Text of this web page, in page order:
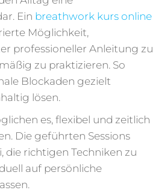
Ein breathwork kurs online
Möglichkeit,
professioneller Anleitung zu
zu praktizieren. So
Blockaden gezielt
lösen.
es, flexibel und zeitlich
Die geführten Sessions
die richtigen Techniken zu
auf persönliche